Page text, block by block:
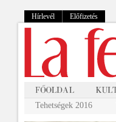
Hírlevél Előfizetés
Tehetségek 2016